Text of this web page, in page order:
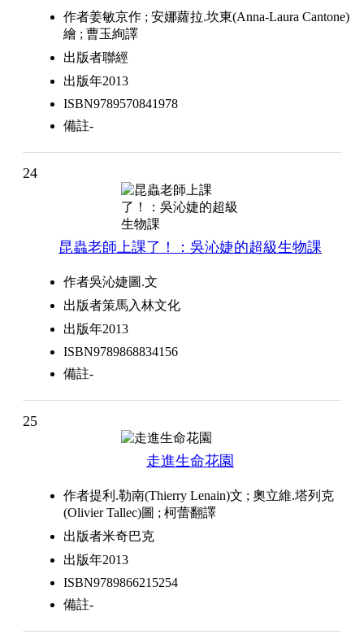
作者姜敏京作 ; 安娜蘿拉.坎東(Anna-Laura Cantone)
繪 ; 曹玉絢譯
出版者聯經
出版年2013
ISBN9789570841978
備註-
24
昆蟲老師上課了！：吳沁婕的超級生物課
作者吳沁婕圖.文
出版者策馬入林文化
出版年2013
ISBN9789868834156
備註-
25
走進生命花園
作者提利.勒南(Thierry Lenain)文 ; 奧立維.塔列克
(Olivier Tallec)圖 ; 柯蕾翻譯
出版者米奇巴克
出版年2013
ISBN9789866215254
備註-